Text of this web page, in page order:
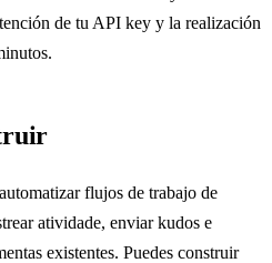
de tu API key y la realización
flujos de trabajo de
atividade, enviar kudos e
existentes. Puedes construir